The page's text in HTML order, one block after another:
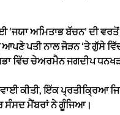
ਅਮਿਤਾਭ ਬੱਚਨ’ ਦੀ
ਪਤੀ ਨਾਲ ਜੋੜਨ ‘ਤੇ ਗੁੱਸੇ
ਵਿੱਚ ਚੇਅਰਮੈਨ ਜਗਦੀਪ
ਕੀਤੀ, ਇੱਕ ਪ੍ਰਤੀਕ੍ਰਿਆ
ਮੈਂਬਰਾਂ ਨੇ ਗੂੰਜਿਆ।